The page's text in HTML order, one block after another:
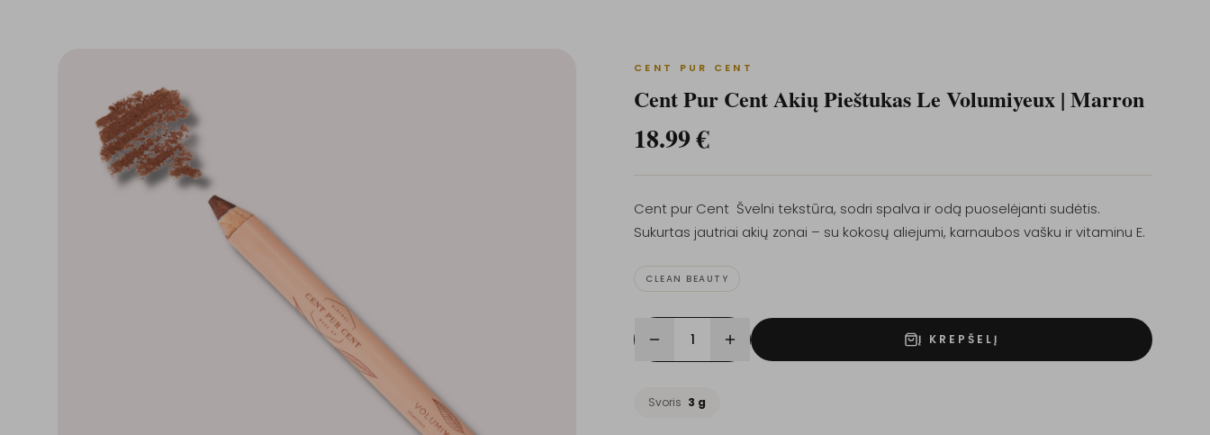
CENT PUR CENT
Cent Pur Cent Akių Pieštukas Le Volumiyeux | Marron
18.99€
Cent pur Cent Švelni tekstūra, sodri spalva ir odą puoselėjanti sudėtis.
Sukurtas jautriai akių zonai – su kokosų aliejumi, karnaubos vašku ir vitaminu E.
CLEAN BEAUTY
1 Į KREPŠELĮ
Svoris 3 g